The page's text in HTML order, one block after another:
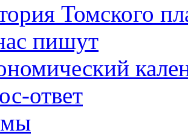
Томского
пишут
ответ